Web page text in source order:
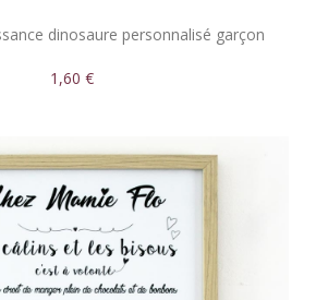
dinosaure personnalisé garçon
1,60 €